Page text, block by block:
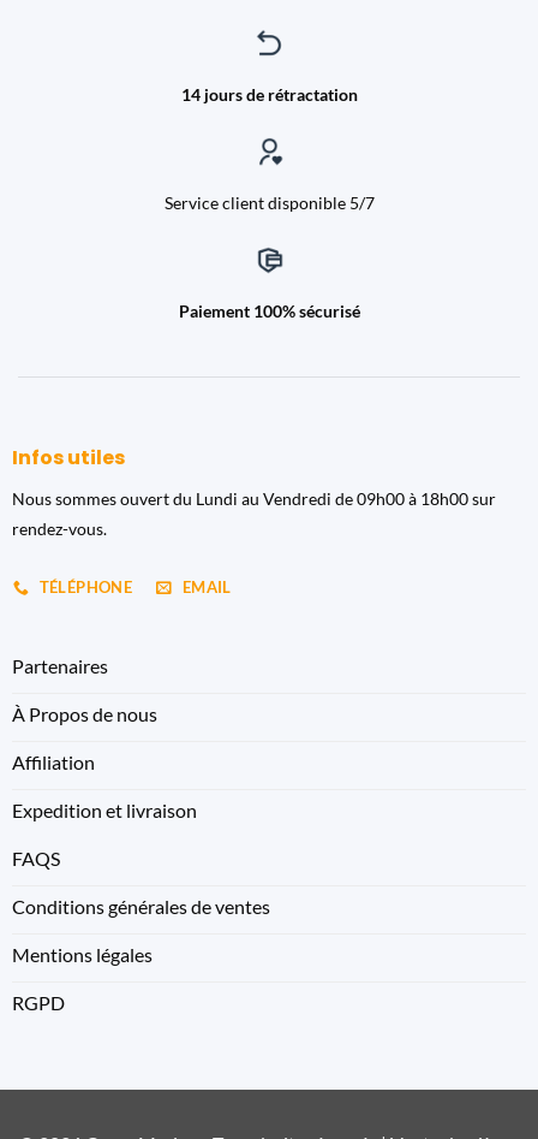
14 jours de rétractation
Service client disponible 5/7
Paiement 100% sécurisé
Infos utiles
Nous sommes ouvert du Lundi au Vendredi de 09h00 à 18h00 sur
rendez-vous.
TÉLÉPHONE EMAIL
Partenaires
À Propos de nous
Affiliation
Expedition et livraison
FAQS
Conditions générales de ventes
Mentions légales
RGPD